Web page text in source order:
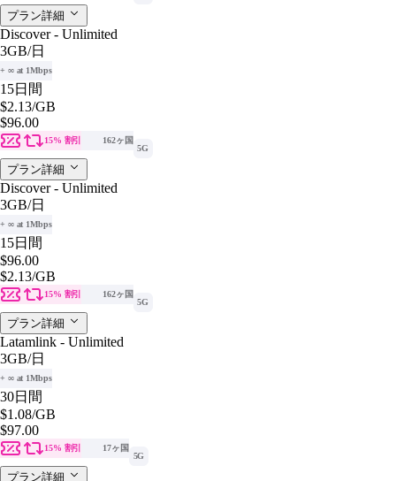
プラン詳細
Discover - Unlimited
3GB/日
+ ∞ at 1Mbps
15日間
$2.13/GB
$96.00
15% 割引
162ヶ国
5G
プラン詳細
Discover - Unlimited
3GB/日
+ ∞ at 1Mbps
15日間
$96.00
$2.13/GB
15% 割引
162ヶ国
5G
プラン詳細
Latamlink - Unlimited
3GB/日
+ ∞ at 1Mbps
30日間
$1.08/GB
$97.00
15% 割引
17ヶ国
5G
プラン詳細